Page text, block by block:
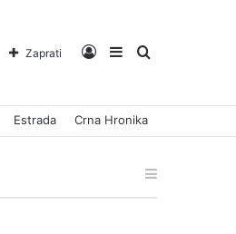
Pretraga
Sidebar
Log
Zaprati
Estrada Crna Hronika